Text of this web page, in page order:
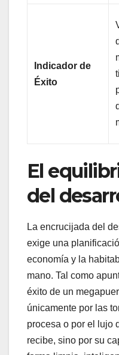
Indicador de
Éxito
El
del
La encrucijada del
exige una
economía y la
mano. Tal como
éxito de un
únicamente por las
procesa o por el lujo
recibe, sino por su